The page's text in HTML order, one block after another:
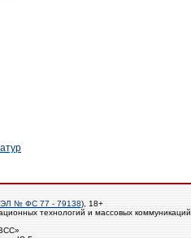
ЭЛ № ФС 77 - 79138), 18+
технологий и массовых коммуникаций